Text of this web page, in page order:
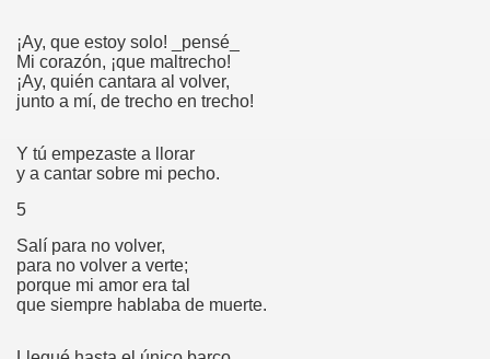
¡Ay, que estoy solo! _ pensé_
Mi corazón, ¡que maltrecho!
¡Ay, quién cantara al volver,
junto a mí, de trecho en trecho!
Y tú empezaste a llorar
y a cantar sobre mi pecho.
5
Salí para no volver,
para no volver a verte;
porque mi amor era tal
que siempre hablaba de muerte.
yo
en el umbral
del amor en la soledad